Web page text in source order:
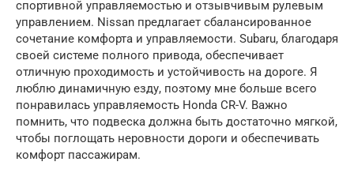
спортивной управляемостью и отзывчивым рулевым
управлением. Nissan предлагает сбалансированное
сочетание комфорта и управляемости. Subaru, благодаря
своей системе полного привода, обеспечивает
отличную проходимость и устойчивость на дороге. Я
люблю динамичную езду, поэтому мне больше всего
понравилась управляемость Honda CR-V. Важно
помнить, что подвеска должна быть достаточно мягкой,
чтобы поглощать неровности дороги и обеспечивать
комфорт пассажирам.